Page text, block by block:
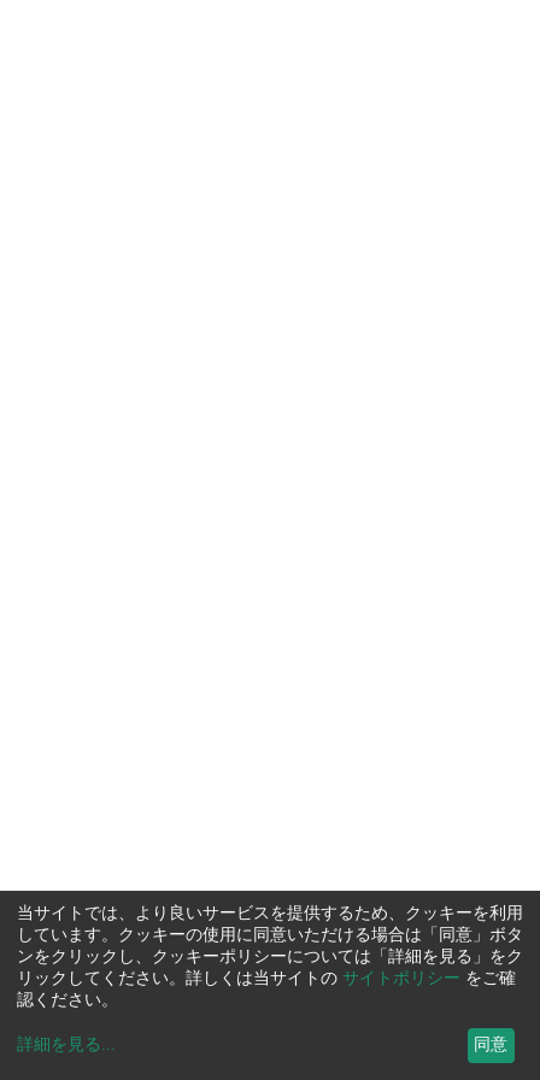
当サイトでは、より良いサービスを提供するため、クッキーを利用
しています。クッキーの使用に同意いただける場合は「同意」ボタ
ンをクリックし、クッキーポリシーについては「詳細を見る」をク
リックしてください。詳しくは当サイトの サイトポリシー をご確
認ください。
詳細を見る ... 同意